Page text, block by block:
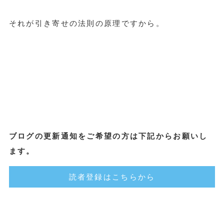
それが引き寄せの法則の原理ですから。
ブログの更新通知をご希望の方は下記からお願いし
ます。
読者登録はこちらから